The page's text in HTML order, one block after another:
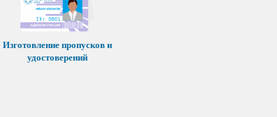
Изготовление пропусков и
удостоверений